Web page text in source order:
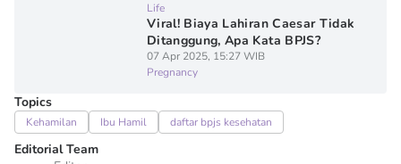
Life
Viral! Biaya Lahiran Caesar Tidak
Ditanggung, Apa Kata BPJS?
07 Apr 2025, 15:27 WIB
Pregnancy
Topics
Kehamilan Ibu Hamil daftar bpjs kesehatan
Editorial Team